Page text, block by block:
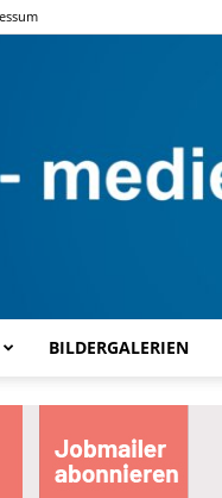
BILDERGALERIEN